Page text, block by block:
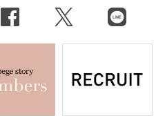
X（旧Twitter） LINE